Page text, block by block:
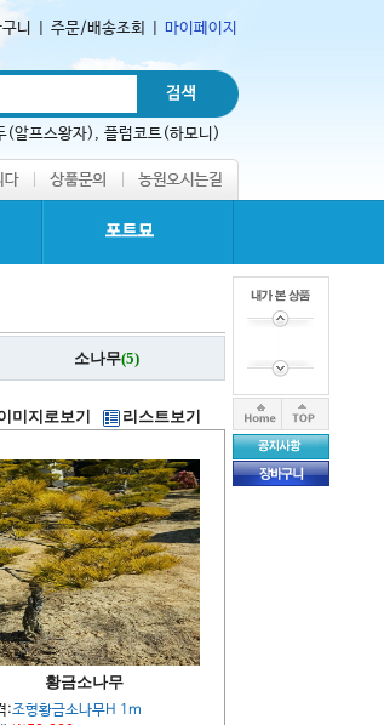
니 주문/배송조회 마이페이지
(알프스왕자) , 플럼코트(하모니)
소나무(5)
미지로보기 리스트보기
황금소나무
:조형황금소나무H 1m